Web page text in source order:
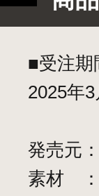
■受注期
2025年
発売元
素材 ：